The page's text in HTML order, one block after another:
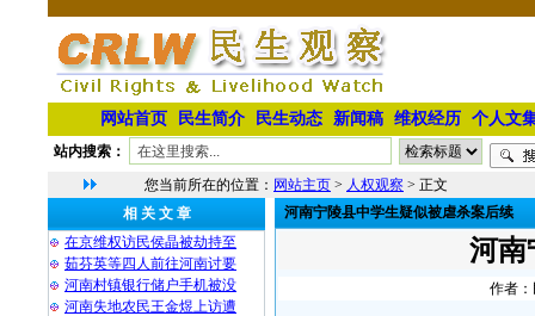
网站首页 民生简介 民生动态 新闻稿 维权经历 个人文
站内搜索：
您当前所在的位置： 网站主页 > 人权观察 > 正文
相 关 文 章
在京维权访民侯晶被劫持至
茹芬英等四人前往河南讨要
河南村镇银行储户手机被没
河南失地农民王金煜上访遭
河南宁陵县中学生疑似被虐杀案后续
河南
作者：